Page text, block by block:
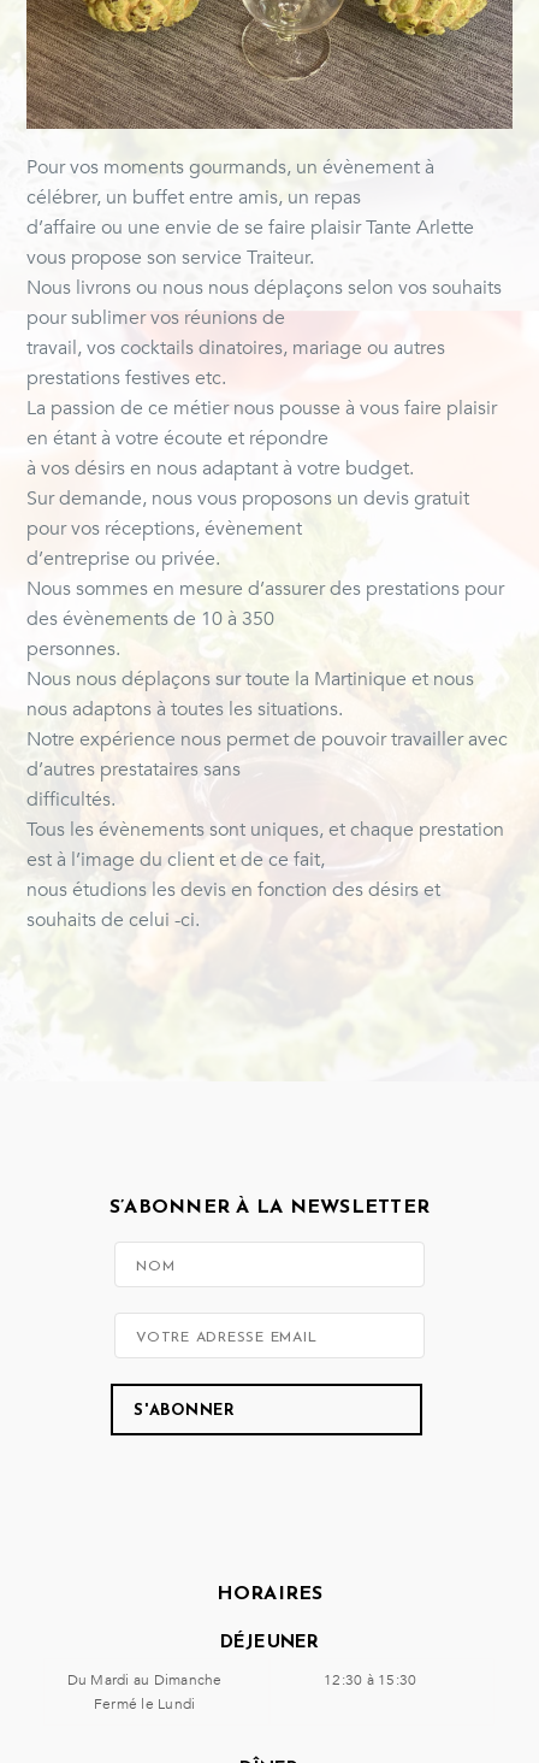
Pour vos moments gourmands, un évènement à
célébrer, un buffet entre amis, un repas
d’affaire ou une envie de se faire plaisir Tante Arlette
vous propose son service Traiteur.
Nous livrons ou nous nous déplaçons selon vos souhaits
pour sublimer vos réunions de
travail, vos cocktails dinatoires, mariage ou autres
prestations festives etc.
La passion de ce métier nous pousse à vous faire plaisir
en étant à votre écoute et répondre
à vos désirs en nous adaptant à votre budget.
Sur demande, nous vous proposons un devis gratuit
pour vos réceptions, évènement
d’entreprise ou privée.
Nous sommes en mesure d’assurer des prestations pour
des évènements de 10 à 350
personnes.
Nous nous déplaçons sur toute la Martinique et nous
nous adaptons à toutes les situations.
Notre expérience nous permet de pouvoir travailler avec
d’autres prestataires sans
difficultés.
Tous les évènements sont uniques, et chaque prestation
est à l’image du client et de ce fait,
nous étudions les devis en fonction des désirs et
souhaits de celui -ci.
S’ABONNER À LA NEWSLETTER
HORAIRES
DÉJEUNER
Du Mardi au Dimanche
Fermé le Lundi
12:30 à 15:30